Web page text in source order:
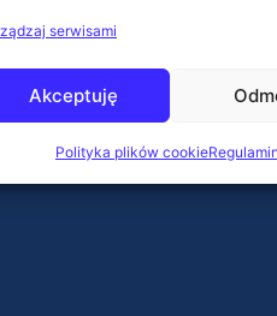
serwisami
Akceptuję
Polityka plików cookie